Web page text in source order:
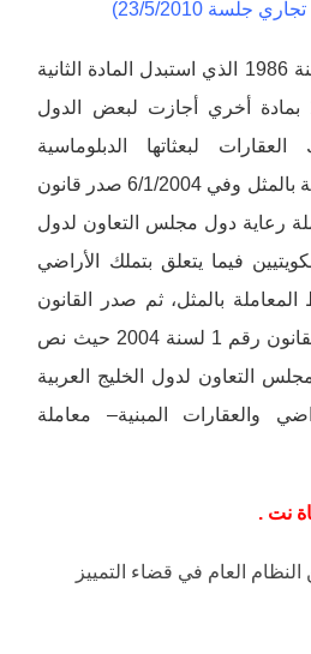
(*) صدر القانون 119 لسنة 1986 الذي استبدل المادة الثانية
للقانون 74 لسنة 1979 بمادة أخري أجازت لبعض الدول
العقارات لبعثاتها الدبلوماسية
والقنصلية بشرط المعاملة بالمثل وفي 6/1/2004 صدر قانون
2004 بمعاملة رعاية دول مجلس التعاون لدول
فيما يتعلق بتملك الأراضي
بالمثل، ثم صدر القانون
18 لسنة 2009 بتعديل القانون رقم 1 لسنة 2004 حيث نص
التعاون لدول الخليج العربية
والعقارات المبنية– معاملة
نت .
النظام العام في قضاء التمييز